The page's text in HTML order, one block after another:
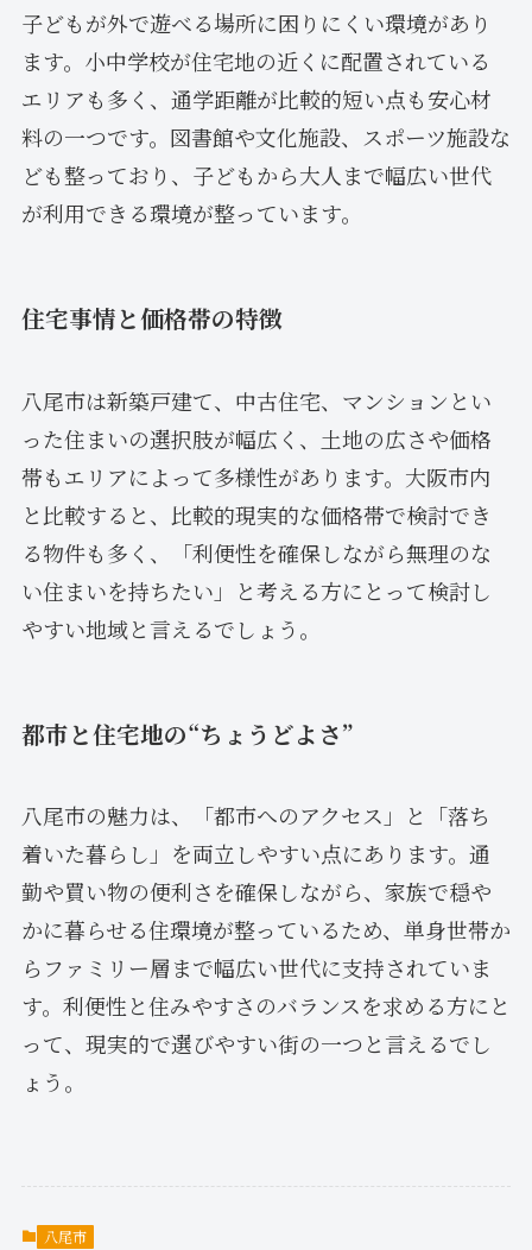
子どもが外で遊べる場所に困りにくい環境があり
ます。小中学校が住宅地の近くに配置されている
エリアも多く、通学距離が比較的短い点も安心材
料の一つです。図書館や文化施設、スポーツ施設な
ども整っており、子どもから大人まで幅広い世代
が利用できる環境が整っています。
住宅事情と価格帯の特徴
八尾市は新築戸建て、中古住宅、マンションとい
った住まいの選択肢が幅広く、土地の広さや価格
帯もエリアによって多様性があります。大阪市内
と比較すると、比較的現実的な価格帯で検討でき
る物件も多く、「利便性を確保しながら無理のな
い住まいを持ちたい」と考える方にとって検討し
やすい地域と言えるでしょう。
都市と住宅地の“ちょうどよさ”
八尾市の魅力は、「都市へのアクセス」と「落ち
着いた暮らし」を両立しやすい点にあります。通
勤や買い物の便利さを確保しながら、家族で穏や
かに暮らせる住環境が整っているため、単身世帯か
らファミリー層まで幅広い世代に支持されていま
す。利便性と住みやすさのバランスを求める方にと
って、現実的で選びやすい街の一つと言えるでし
ょう。
八尾市